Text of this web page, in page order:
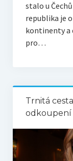
stalo u
republika je
kontinenty a
pro…
Trnitá